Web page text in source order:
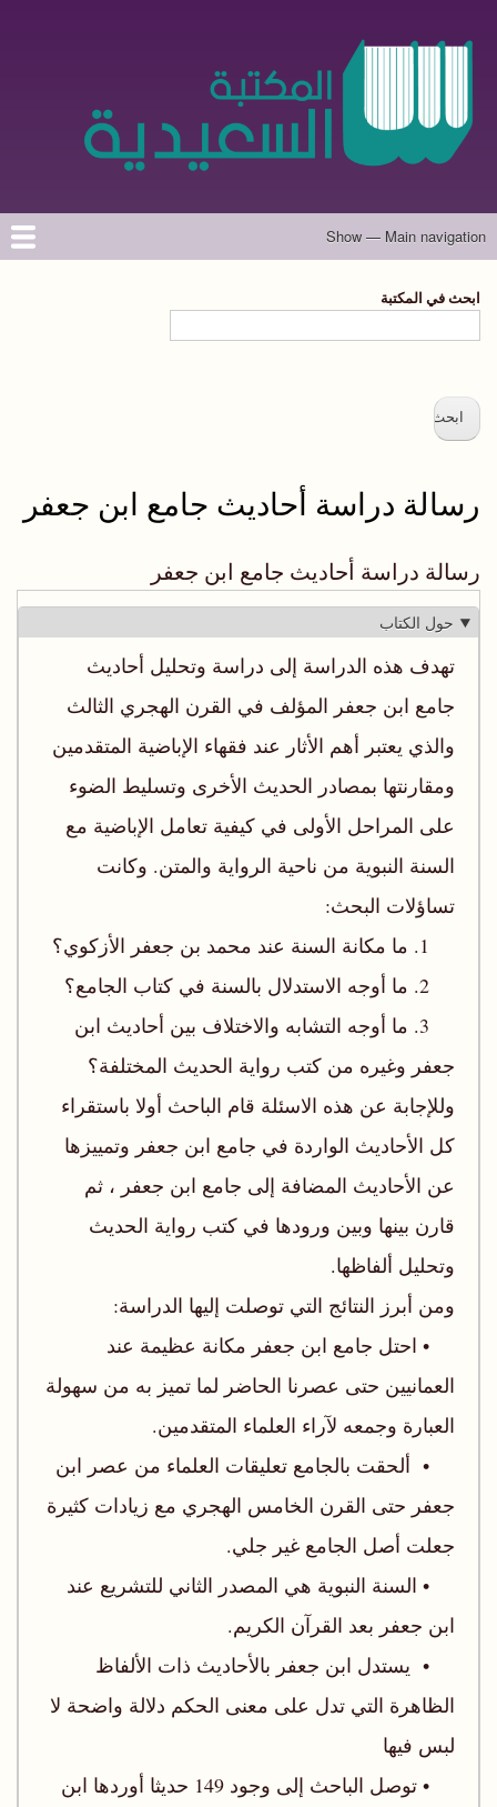
الرئيسي
Main
Show — Main navigation
الرئيسية
المؤلفون
تواصل معنا
حول الموقع
ابحث في المكتبة
رسالة دراسة أحاديث جامع ابن جعفر
رسالة دراسة أحاديث جامع ابن جعفر
حول الكتاب
تهدف هذه الدراسة إلى دراسة وتحليل أحاديث
جامع ابن جعفر المؤلف في القرن الهجري الثالث
والذي يعتبر أهم الأثار عند فقهاء الإباضية المتقدمين
ومقارنتها بمصادر الحديث الأخرى وتسليط الضوء
على المراحل الأولى في كيفية تعامل الإباضية مع
السنة النبوية من ناحية الرواية والمتن. وكانت
تساؤلات البحث:
3. ما أوجه التشابه والاختلاف بين أحاديث ابن
جعفر وغيره من كتب رواية الحديث المختلفة؟
وللإجابة عن هذه الاسئلة قام الباحث أولا باستقراء
كل الأحاديث الواردة في جامع ابن جعفر وتمييزها
عن الأحاديث المضافة إلى جامع ابن جعفر ، ثم
قارن بينها وبين ورودها في كتب رواية الحديث
وتحليل ألفاظها.
ومن أبرز النتائج التي توصلت إليها الدراسة:
• احتل جامع ابن جعفر مكانة عظيمة عند
العمانيين حتى عصرنا الحاضر لما تميز به من سهولة
العبارة وجمعه لآراء العلماء المتقدمين.
• ألحقت بالجامع تعليقات العلماء من عصر ابن
جعفر حتى القرن الخامس الهجري مع زيادات كثيرة
جعلت أصل الجامع غير جلي.
• السنة النبوية هي المصدر الثاني للتشريع عند
ابن جعفر بعد القرآن الكريم.
• يستدل ابن جعفر بالأحاديث ذات الألفاظ
الظاهرة التي تدل على معنى الحكم دلالة واضحة لا
لبس فيها
• توصل الباحث إلى وجود 149 حديثا أوردها ابن